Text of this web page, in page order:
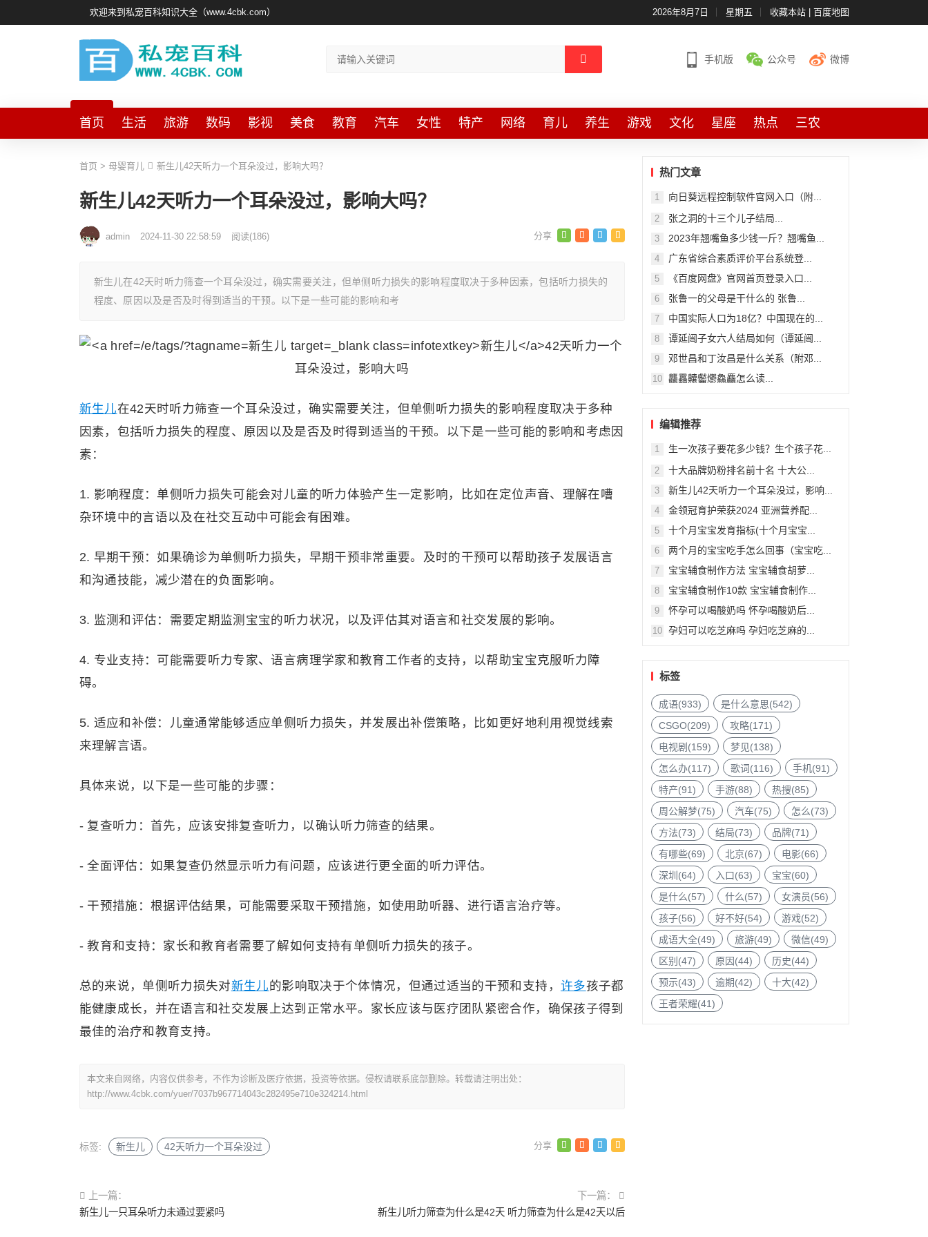
欢迎来到私宠百科知识大全（www.4cbk.com） 2026年8月7日 星期五 收藏本站| 百度地图
手机版 公众号 微博
首页 生活 旅游 数码 影视 美食 教育 汽车 女性 特产 网络 育儿 养生 游戏 文化 星座 热点 三农
首页 > 母婴育儿 新生儿42天听力一个耳朵没过，影响大吗？
新生儿42天听力一个耳朵没过，影响大吗？
admin 2024-11-30 22:58:59 阅读(186)
新生儿在42天时听力筛查一个耳朵没过，确实需要关注，但单侧听力损失的影响程度取决于多种因素，包括听力损失的
程度、原因以及是否及时得到适当的干预。以下是一些可能的影响和考
新生儿在42天时听力筛查一个耳朵没过，确实需要关注，但单侧听力损失的影响程度取决于多种
因素，包括听力损失的程度、原因以及是否及时得到适当的干预。以下是一些可能的影响和考虑因
素：
1. 影响程度：单侧听力损失可能会对儿童的听力体验产生一定影响，比如在定位声音、理解在嘈
杂环境中的言语以及在社交互动中可能会有困难。
2. 早期干预：如果确诊为单侧听力损失，早期干预非常重要。及时的干预可以帮助孩子发展语言
和沟通技能，减少潜在的负面影响。
3. 监测和评估：需要定期监测宝宝的听力状况，以及评估其对语言和社交发展的影响。
4. 专业支持：可能需要听力专家、语言病理学家和教育工作者的支持，以帮助宝宝克服听力障
碍。
5. 适应和补偿：儿童通常能够适应单侧听力损失，并发展出补偿策略，比如更好地利用视觉线索
来理解言语。
具体来说，以下是一些可能的步骤：
- 复查听力：首先，应该安排复查听力，以确认听力筛查的结果。
- 全面评估：如果复查仍然显示听力有问题，应该进行更全面的听力评估。
- 干预措施：根据评估结果，可能需要采取干预措施，如使用助听器、进行语言治疗等。
- 教育和支持：家长和教育者需要了解如何支持有单侧听力损失的孩子。
总的来说，单侧听力损失对新生儿的影响取决于个体情况，但通过适当的干预和支持， 许多孩子都
能健康成长，并在语言和社交发展上达到正常水平。家长应该与医疗团队紧密合作，确保孩子得到
最佳的治疗和教育支持。
本文来自网络，内容仅供参考，不作为诊断及医疗依据，投资等依据。侵权请联系底部删除。转载请注明出处：
http://www.4cbk.com/yuer/7037b967714043c282495e710e324214.html
标签: 新生儿 42天听力一个耳朵没过
上一篇：
新生儿一只耳朵听力未通过要紧吗
下一篇：
新生儿听力筛查为什么是42天 听力筛查为什么是42天以后
热门文章
1 向日葵远程控制软件官网入口（附...
2 张之洞的十三个儿子结局...
3 2023年翘嘴鱼多少钱一斤？翘嘴鱼...
4 广东省综合素质评价平台系统登...
5 《百度网盘》官网首页登录入口...
6 张鲁一的父母是干什么的 张鲁...
7 中国实际人口为18亿？中国现在的...
8 谭延闿子女六人结局如何（谭延闿...
9 邓世昌和丁汝昌是什么关系（附邓...
10 龘靐齉齾爩鱻麤怎么读...
编辑推荐
1 生一次孩子要花多少钱？生个孩子花...
2 十大品牌奶粉排名前十名 十大公...
3 新生儿42天听力一个耳朵没过，影响...
4 金领冠育护荣获2024 亚洲营养配...
5 十个月宝宝发育指标(十个月宝宝...
6 两个月的宝宝吃手怎么回事（宝宝吃...
7 宝宝辅食制作方法 宝宝辅食胡萝...
8 宝宝辅食制作10款 宝宝辅食制作...
9 怀孕可以喝酸奶吗 怀孕喝酸奶后...
10 孕妇可以吃芝麻吗 孕妇吃芝麻的...
标签
成语(933)
是什么意思(542)
CSGO(209)
攻略(171)
电视剧(159)
梦见(138)
怎么办(117)
歌词(116)
手机(91)
特产(91)
手游(88)
热搜(85)
周公解梦(75)
汽车(75)
怎么(73)
方法(73)
结局(73)
品牌(71)
有哪些(69)
北京(67)
电影(66)
深圳(64)
入口(63)
宝宝(60)
是什么(57)
什么(57)
女演员(56)
孩子(56)
好不好(54)
游戏(52)
成语大全(49)
旅游(49)
微信(49)
区别(47)
原因(44)
历史(44)
预示(43)
逾期(42)
十大(42)
王者荣耀(41)